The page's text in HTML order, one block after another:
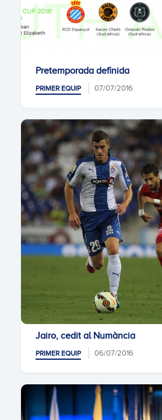
Pretemporada definida
PRIMER EQUIP 07/07/2016
Jairo, cedit al Numància
PRIMER EQUIP 06/07/2016